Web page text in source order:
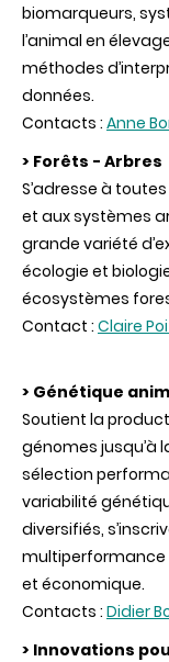
biomarqueurs,
l’animal en
méthodes
données.
Contacts : Anne
> Forêts - Arbres
S’adresse à
et aux systèmes
grande variété
écologie et
écosystèmes
Contact : Claire
> Génétique
Soutient la
génomes jusqu’à
sélection
variabilité
diversifiés,
multiperformance
et économique.
Contacts : Didier
> Innovations